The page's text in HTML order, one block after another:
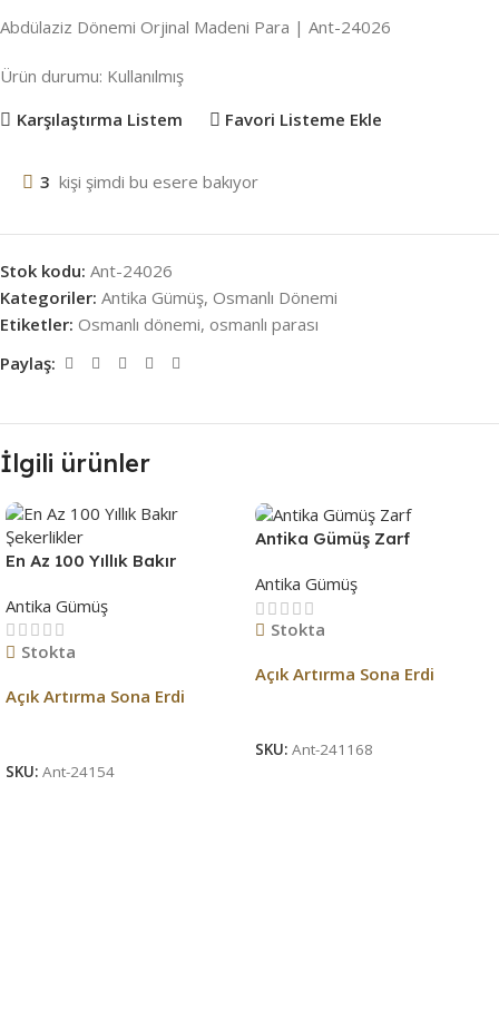
Abdülaziz Dönemi Orjinal Madeni Para | Ant-24026
Ürün durumu: Kullanılmış
Karşılaştırma Listem
Favori Listeme Ekle
3 kişi şimdi bu esere bakıyor
Stok kodu: Ant-24026
Kategoriler: Antika Gümüş, Osmanlı Dönemi
Etiketler: Osmanlı dönemi, osmanlı parası
Paylaş:
İlgili ürünler
En Az 100 Yıllık Bakır
Antika Gümüş
Stokta
Açık Artırma Sona Erdi
SKU: Ant-24154
Antika Gümüş Zarf
Antika Gümüş
Stokta
Açık Artırma Sona Erdi
SKU: Ant-241168